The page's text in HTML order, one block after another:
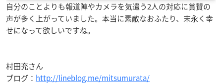
自分のことよりも報道陣やカメラを気遣う2人の対応に賞賛の
声が多く上がっていました。本当に素敵なおふたり、末永く幸
せになって欲しいですね。
村田充さん
ブログ： http://lineblog.me/mitsumurata/